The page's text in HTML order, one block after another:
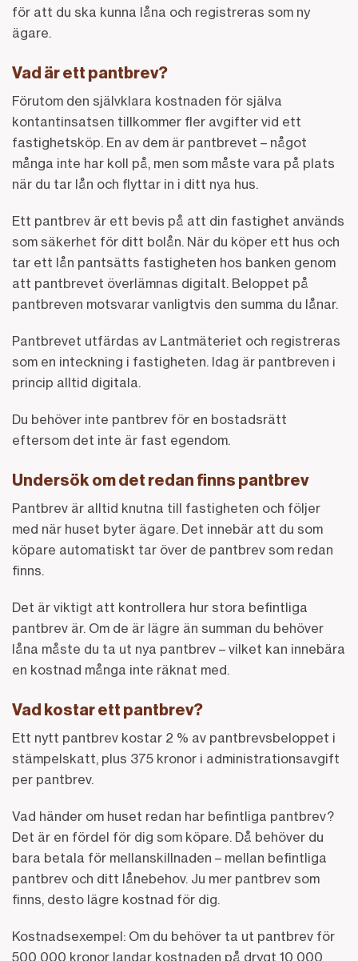
för att du ska kunna låna och registreras som ny
ägare.
Vad är ett pantbrev?
Förutom den självklara kostnaden för själva
kontantinsatsen tillkommer fler avgifter vid ett
fastighetsköp. En av dem är pantbrevet – något
många inte har koll på, men som måste vara på plats
när du tar lån och flyttar in i ditt nya hus.
Ett pantbrev är ett bevis på att din fastighet används
som säkerhet för ditt bolån. När du köper ett hus och
tar ett lån pantsätts fastigheten hos banken genom
att pantbrevet överlämnas digitalt. Beloppet på
pantbreven motsvarar vanligtvis den summa du lånar.
Pantbrevet utfärdas av Lantmäteriet och registreras
som en inteckning i fastigheten. Idag är pantbreven i
princip alltid digitala.
Du behöver inte pantbrev för en bostadsrätt
eftersom det inte är fast egendom.
Undersök om det redan finns pantbrev
Pantbrev är alltid knutna till fastigheten och följer
med när huset byter ägare. Det innebär att du som
köpare automatiskt tar över de pantbrev som redan
finns.
Det är viktigt att kontrollera hur stora befintliga
pantbrev är. Om de är lägre än summan du behöver
låna måste du ta ut nya pantbrev – vilket kan innebära
en kostnad många inte räknat med.
Vad kostar ett pantbrev?
Ett nytt pantbrev kostar 2 % av pantbrevsbeloppet i
stämpelskatt, plus 375 kronor i administrationsavgift
per pantbrev.
Vad händer om huset redan har befintliga pantbrev?
Det är en fördel för dig som köpare. Då behöver du
bara betala för mellanskillnaden – mellan befintliga
pantbrev och ditt lånebehov. Ju mer pantbrev som
finns, desto lägre kostnad för dig.
Kostnadsexempel: Om du behöver ta ut pantbrev för
500 000 kronor landar kostnaden på drygt 10 000